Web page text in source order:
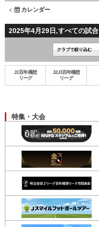
カレンダー
2025年4月29日,すべての試合
J1百年構想
リーグ
J2J3百年構想
リーグ
特集・大会